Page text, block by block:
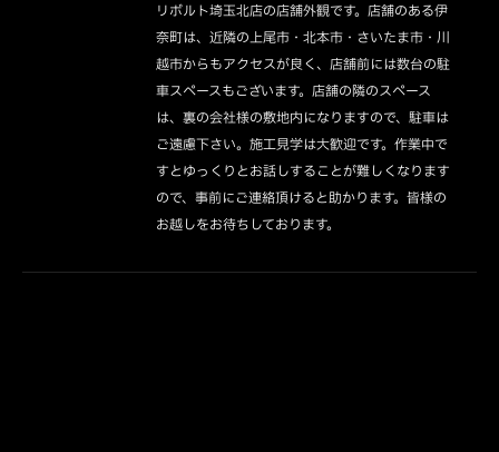
リボルト埼玉北店の店舗外観です。店舗のある伊
奈町は、近隣の上尾市・北本市・さいたま市・川
越市からもアクセスが良く、店舗前には数台の駐
車スペースもございます。店舗の隣のスペース
は、裏の会社様の敷地内になりますので、駐車は
ご遠慮下さい。施工見学は大歓迎です。作業中で
すとゆっくりとお話しすることが難しくなります
ので、事前にご連絡頂けると助かります。皆様の
お越しをお待ちしております。